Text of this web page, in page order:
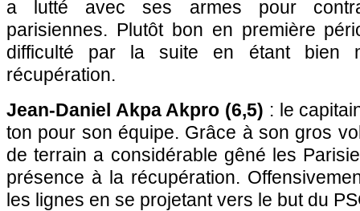
a lutté avec ses armes pour
parisiennes. Plutôt bon en première
difficulté par la suite en étant bien
récupération.
Jean-Daniel Akpa Akpro (6,5) : le
ton pour son équipe. Grâce à son gros
de terrain a considérable gêné les
présence à la récupération.
les lignes en se projetant vers le but du